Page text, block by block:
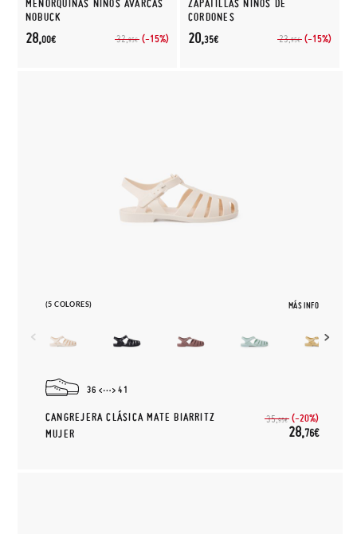
MENORQUINAS NIÑOS AVARCAS
NOBUCK
32,95€ (-15%)
28,00€
ZAPATILLAS NIÑOS DE
CORDONES
23,95€ (-15%)
20,35€
(5 COLORES) MÁS INFO
36 41
CANGREJERA CLÁSICA MATE BIARRITZ
MUJER
35,95€ (-20%)
28,76€